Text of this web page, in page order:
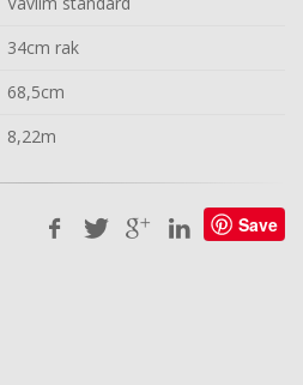
34cm rak
68,5cm
8,22m
Save